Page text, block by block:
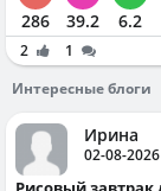
286 39.2 6.2
2
1
Интересные блоги
Ирина
02-08-2026